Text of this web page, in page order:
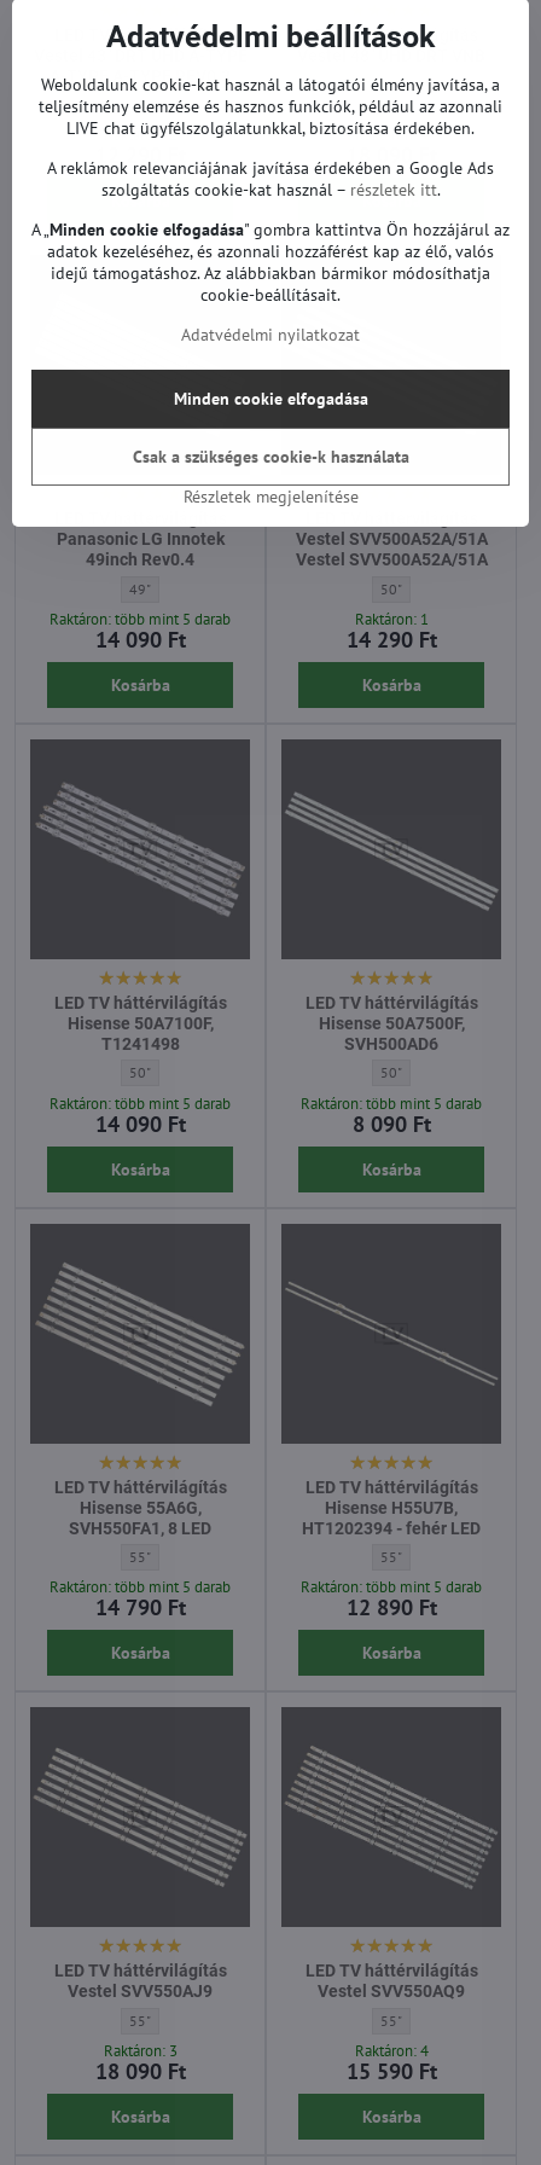
LED TV háttérvilágítás
A-TYPE A-TYPE REV0.3
LED TV háttérvilágítás Vestel 43" DRT UHD A-TYPE A-TYPE A-
43"
Raktáron: 1
12 290 Ft
Kosárba
LED TV háttérvilágítás
LED TV háttérvilágítás
48"
Raktáron: 4
18 090 Ft
Kosárba
Panasonic LG Innotek
49inch Rev0.4
LED TV háttérvilágítás Panasonic LG Innotek 49inch Rev0.4 - Átló:
49"
Raktáron: több mint 5 darab
14 090 Ft
Kosárba
Vestel SVV500A52A/51A
Vestel SVV500A52A/51A
LED TV háttérvilágítás
50"
Raktáron: 1
14 290 Ft
Kosárba
LED TV háttérvilágítás
Hisense 50A7100F,
T1241498
LED TV háttérvilágítás Hisense 50A7100F, T1241498 - Átló:
50"
Raktáron: több mint 5 darab
14 090 Ft
Kosárba
LED TV háttérvilágítás
Hisense 50A7500F,
SVH500AD6
LED TV háttérvilágítás
50"
Raktáron: több mint 5 darab
8 090 Ft
Kosárba
LED TV háttérvilágítás
Hisense 55A6G,
SVH550FA1, 8 LED
LED TV háttérvilágítás Hisense 55A6G, SVH550FA1, 8 LED - Átló:
55"
Raktáron: több mint 5 darab
14 790 Ft
Kosárba
LED TV háttérvilágítás
Hisense H55U7B,
HT1202394 - fehér LED
LED TV háttérvilágítás
55"
Raktáron: több mint 5 darab
12 890 Ft
Kosárba
LED TV háttérvilágítás
Vestel SVV550AJ9
LED TV háttérvilágítás Vestel SVV550AJ9 - Átló:
55"
Raktáron: 3
18 090 Ft
Kosárba
LED TV háttérvilágítás
Vestel SVV550AQ9
LED TV háttérvilágítás
55"
Raktáron: 4
15 590 Ft
Kosárba
Adatvédelmi beállítások
Weboldalunk cookie-kat használ a látogatói élmény javítása, a
teljesítmény elemzése és hasznos funkciók, például az azonnali
LIVE chat ügyfélszolgálatunkkal, biztosítása érdekében.
A reklámok relevanciájának javítása érdekében a Google Ads
szolgáltatás cookie-kat használ – részletek itt.
A „ Minden cookie elfogadása" gombra kattintva Ön hozzájárul az
adatok kezeléséhez, és azonnali hozzáférést kap az élő, valós
idejű támogatáshoz. Az alábbiakban bármikor módosíthatja
cookie-beállításait.
Adatvédelmi nyilatkozat
Részletek megjelenítése
Minden cookie elfogadása
Csak a szükséges cookie-k használata